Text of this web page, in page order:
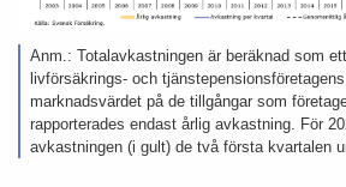
Anm.: Totalavkastningen är beräknad som
livförsäkrings- och
marknadsvärdet på de tillgångar som
rapporterades endast årlig avkastning. För
avkastningen (i gult) de två första kvartalen